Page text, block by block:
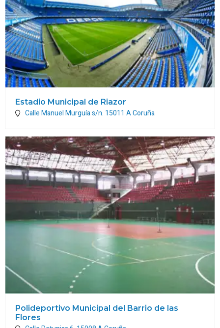
Estadio Municipal de Riazor
Calle Manuel Murguía s/n. 15011 A Coruña
Polideportivo Municipal del Barrio de las
Flores